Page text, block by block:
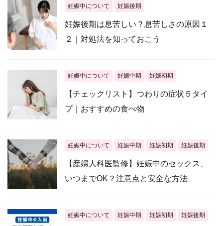
妊娠中について 妊娠後期
妊娠後期は息苦しい？息苦しさの原因１
２｜対処法を知っておこう
妊娠中について 妊娠中期 妊娠初期
【チェックリスト】つわりの症状５タイ
プ｜おすすめの食べ物
妊娠中について 妊娠中期 妊娠初期 妊娠後期
【産婦人科医監修】妊娠中のセックス、
いつまでOK？注意点と安全な方法
妊娠中について 妊娠中期 妊娠初期 妊娠後期